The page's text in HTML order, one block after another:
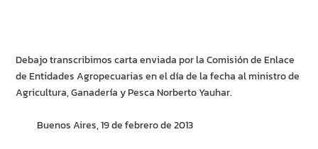
Debajo transcribimos carta enviada por la Comisión de Enlace
de Entidades Agropecuarias en el día de la fecha al ministro de
Agricultura, Ganadería y Pesca Norberto Yauhar.
Buenos Aires, 19 de febrero de 2013